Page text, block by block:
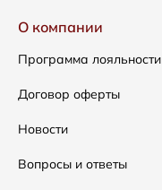
Одежда
Сумки
Аксессуары
Скидки
Доставка и оплата
Как оформить заказ
Условия возвратов
Таблица размеров
Уход за одеждой
О компании
Программа лояльности
Договор оферты
Новости
Вопросы и ответы